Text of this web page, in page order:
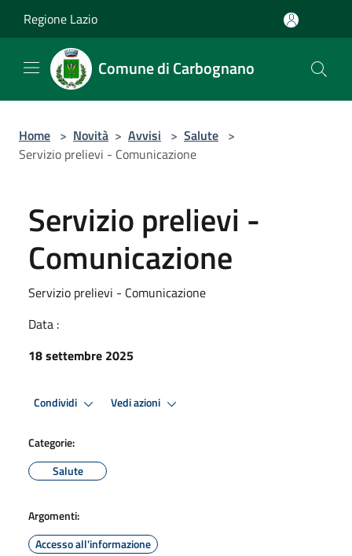
Regione Lazio
Comune di Carbognano
Home > Novità > Avvisi > Salute >
Servizio prelievi - Comunicazione
Servizio prelievi -
Comunicazione
Servizio prelievi - Comunicazione
Data :
18 settembre 2025
Condividi Vedi azioni
Categorie:
Salute
Argomenti:
Accesso all'informazione